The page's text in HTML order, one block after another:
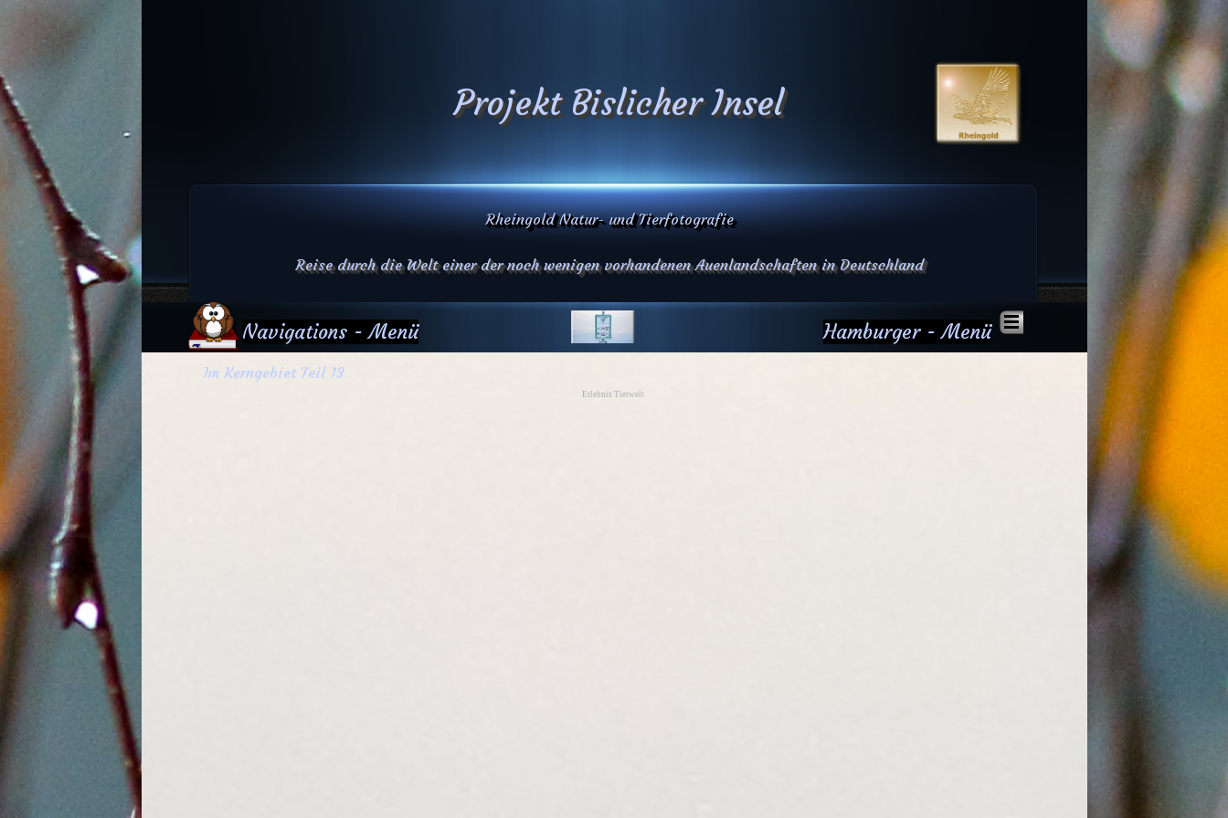
Hamburger - Menü
Projekt Bislicher Insel
Reise durch die Welt einer der noch wenigen vorhandenen Auenlandschaften in Deutschland
Rheingold Natur- und Tierfotografie
Navigations - Menü
Im Kerngebiet Teil 13
Erlebnis Tierwelt